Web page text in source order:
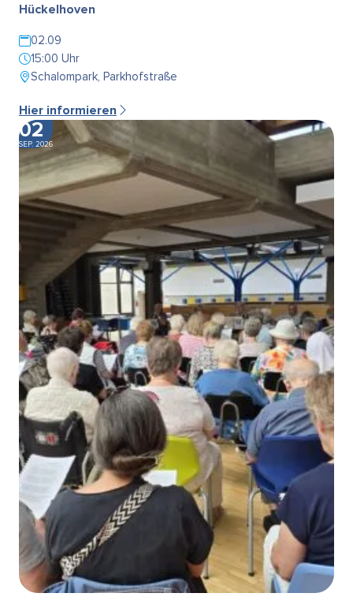
Hückelhoven
02.09
15:00 Uhr
Schalompark, Parkhofstraße
Hier informieren
02
SEP. 2026